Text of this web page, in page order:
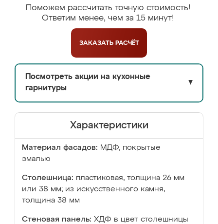
Поможем рассчитать точную стоимость!
Ответим менее, чем за 15 минут!
ЗАКАЗАТЬ РАСЧЁТ
Посмотреть акции на кухонные
гарнитуры
▼
Характеристики
Материал фасадов: МДФ, покрытые
эмалью
Столешница: пластиковая, толщина 26 мм
или 38 мм; из искусственного камня,
толщина 38 мм
Стеновая панель: ХДФ в цвет столешницы